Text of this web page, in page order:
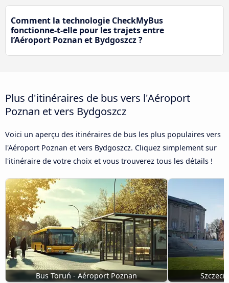
Comment la technologie CheckMyBus
fonctionne-t-elle pour les trajets entre
l’Aéroport Poznan et Bydgoszcz ?
Plus d'itinéraires de bus vers l'Aéroport
Poznan et vers Bydgoszcz
Voici un aperçu des itinéraires de bus les plus populaires vers
l'Aéroport Poznan et vers Bydgoszcz. Cliquez simplement sur
l'itinéraire de votre choix et vous trouverez tous les détails !
Bus Toruń - Aéroport Poznan